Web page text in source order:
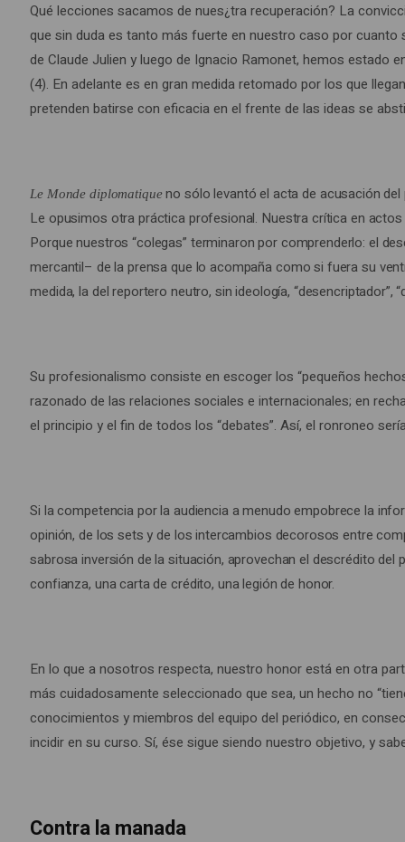
¿Qué lecciones sacamos de nuestra recuperación? La
que sin duda es tanto más fuerte en nuestro caso por cuanto
de Claude Julien y luego de Ignacio Ramonet, hemos estado
(4). En adelante es en gran medida retomado por los que
pretenden batirse con eficacia en el frente de las ideas se
Le Monde diplomatiqueno sólo levantóel acta de acusación
Le opusimos otra práctica profesional. Nuestra crítica en
Porque nuestros “colegas” terminaron por comprenderlo: el
mercantil– de la prensa que lo acompaña como si fuera su
medida, la del reportero neutro, sin ideología,
Su profesionalismo consiste en escoger los “pequeños
razonado de las relaciones sociales e internacionales; en
el principio y el fin de todos los “debates”. Así, el ronroneo
Si la competencia por la audiencia a menudo empobrece la
opinión, de los sets y de los intercambios decorosos entre
sabrosa inversión de la situación, aprovechan el descrédito
confianza, una carta de crédito, una legión de honor.
En lo que a nosotros respecta, nuestro honor está en otra
más cuidadosamente seleccionado que sea, un hecho no
conocimientos y miembros del equipo del periódico, en
incidir en su curso. Sí, ése sigue siendo nuestro objetivo, y
Contra la manada
en
este
momento,
es
tan
reconfortante
analizar
el
que
nos
cuando
implica
una
general,
intelectual
y
política.
un
periódico,
con
seguridad,
su